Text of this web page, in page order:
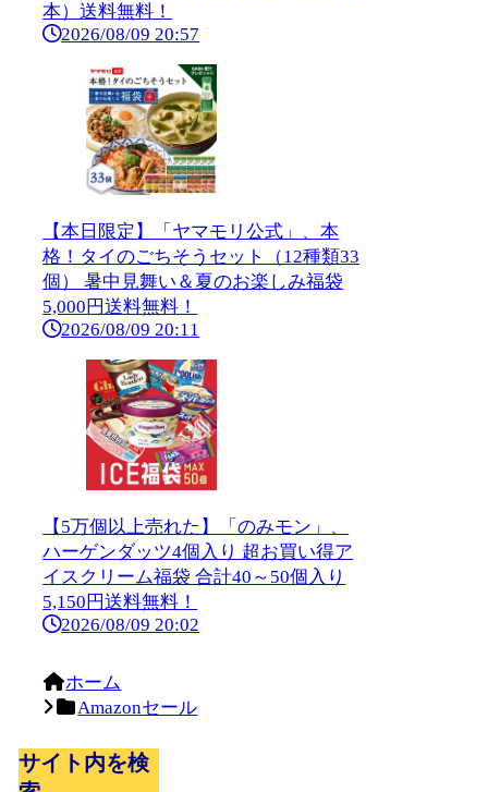
本）送料無料！
2026/08/09 20:57
【本日限定】「ヤマモリ公式」、本
格！タイのごちそうセット（12種類33
個） 暑中見舞い＆夏のお楽しみ福袋
5,000円送料無料！
2026/08/09 20:11
【5万個以上売れた】「のみモン」、
ハーゲンダッツ4個入り 超お買い得ア
イスクリーム福袋 合計40～50個入り
5,150円送料無料！
2026/08/09 20:02
ホーム
Amazonセール
サイト内を検